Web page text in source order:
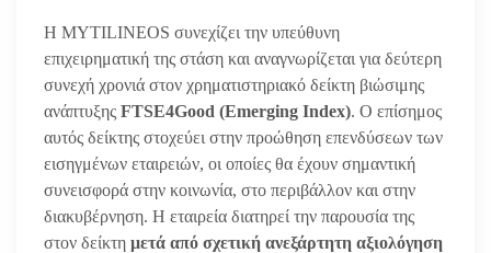
Η MYTILINEOS συνεχίζει την υπεύθυνη
επιχειρηματική της στάση και αναγνωρίζεται για δεύτερη
συνεχή χρονιά στον χρηματιστηριακό δείκτη βιώσιμης
ανάπτυξης FTSE4Good (Emerging Index). Ο επίσημος
αυτός δείκτης στοχεύει στην προώθηση επενδύσεων των
εισηγμένων εταιρειών, οι οποίες θα έχουν σημαντική
συνεισφορά στην κοινωνία, στο περιβάλλον και στην
διακυβέρνηση. Η εταιρεία διατηρεί την παρουσία της
στον δείκτη μετά από σχετική ανεξάρτητη αξιολόγηση